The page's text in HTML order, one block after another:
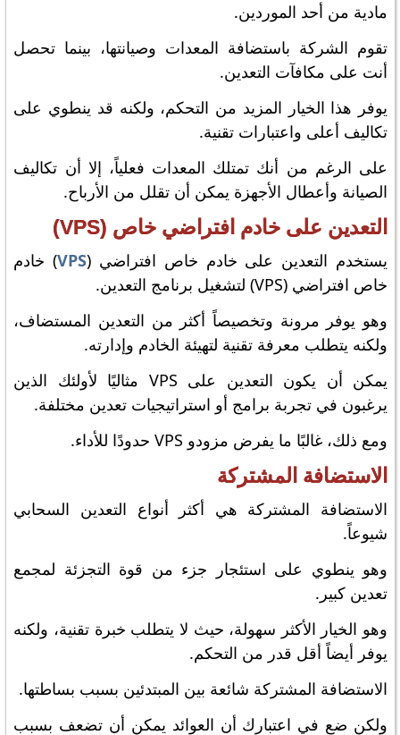
مادية من أحد الموردين.
تقوم الشركة باستضافة المعدات وصيانتها، بينما تحصل
أنت على مكافآت التعدين.
يوفر هذا الخيار المزيد من التحكم، ولكنه قد ينطوي على
تكاليف أعلى واعتبارات تقنية.
على الرغم من أنك تمتلك المعدات فعلياً، إلا أن تكاليف
الصيانة وأعطال الأجهزة يمكن أن تقلل من الأرباح.
التعدين على خادم افتراضي خاص (VPS)
يستخدم التعدين على خادم خاص افتراضي (VPS) خادم
خاص افتراضي (VPS) لتشغيل برنامج التعدين.
وهو يوفر مرونة وتخصيصاً أكثر من التعدين المستضاف،
ولكنه يتطلب معرفة تقنية لتهيئة الخادم وإدارته.
يمكن أن يكون التعدين على VPS مثاليًا لأولئك الذين
يرغبون في تجربة برامج أو استراتيجيات تعدين مختلفة.
ومع ذلك، غالبًا ما يفرض مزودو VPS حدودًا للأداء.
الاستضافة المشتركة
الاستضافة المشتركة هي أكثر أنواع التعدين السحابي
شيوعاً.
وهو ينطوي على استئجار جزء من قوة التجزئة لمجمع
تعدين كبير.
وهو الخيار الأكثر سهولة، حيث لا يتطلب خبرة تقنية، ولكنه
يوفر أيضاً أقل قدر من التحكم.
الاستضافة المشتركة شائعة بين المبتدئين بسبب بساطتها.
ولكن ضع في اعتبارك أن العوائد يمكن أن تضعف بسبب